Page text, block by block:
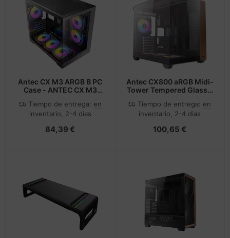
Antec CX M3 ARGB B PC
Case - ANTEC CX M3
Tower microATX
Tiempo de entrega: en
inventario, 2-4 dias
84,39 €
Antec CX800 aRGB Midi-
Tower Tempered Glass -
Tiempo de entrega: en
inventario, 2-4 dias
100,65 €